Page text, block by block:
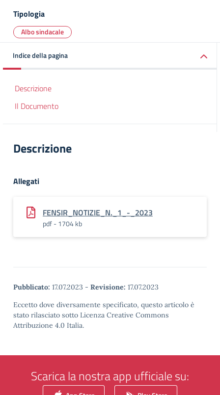
Tipologia
Albo sindacale
Indice della pagina
Descrizione
Il Documento
Descrizione
Allegati
FENSIR_NOTIZIE_N._1_-_2023
pdf - 1704 kb
Pubblicato: 17.07.2023 - Revisione: 17.07.2023
Eccetto dove diversamente specificato, questo articolo è
stato rilasciato sotto Licenza Creative Commons
Attribuzione 4.0 Italia.
Scarica la nostra app ufficiale su: